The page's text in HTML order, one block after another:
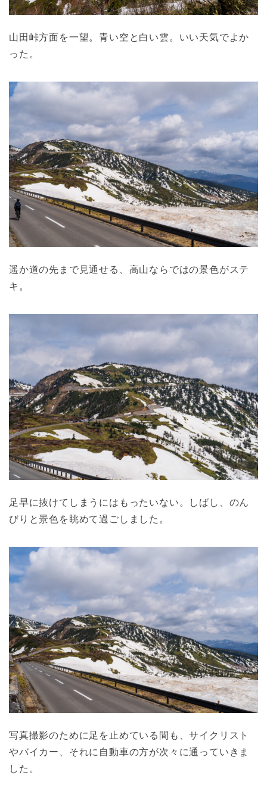
山田峠方面を一望。青い空と白い雲。いい天気でよか
った。
遥か道の先まで見通せる、高山ならではの景色がステ
キ。
足早に抜けてしまうにはもったいない。しばし、のん
びりと景色を眺めて過ごしました。
写真撮影のために足を止めている間も、サイクリスト
やバイカー、それに自動車の方が次々に通っていきま
した。